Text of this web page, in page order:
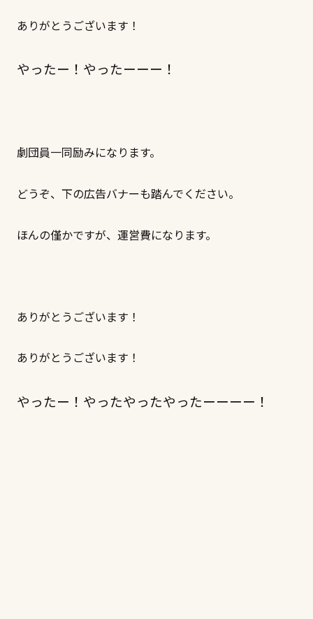
ありがとうございます！
やったー！やったーーー！
劇団員一同励みになります。
どうぞ、下の広告バナーも踏んでください。
ほんの僅かですが、運営費になります。
ありがとうございます！
ありがとうございます！
やったー！やったやったやったーーーー！